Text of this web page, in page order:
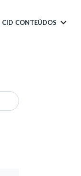
CID CONTEÚDOS